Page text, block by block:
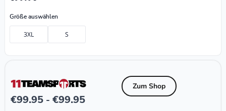
Größe auswählen
3XL S
€99.95 - €99.95
Zum Shop